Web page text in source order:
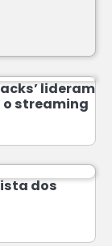
lideram
o streaming
dos